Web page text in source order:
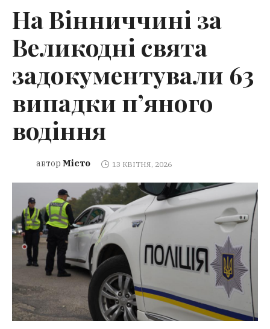
На Вінниччині за
Великодні свята
задокументували 63
випадки п’яного
водіння
автор Місто 13 КВІТНЯ, 2026